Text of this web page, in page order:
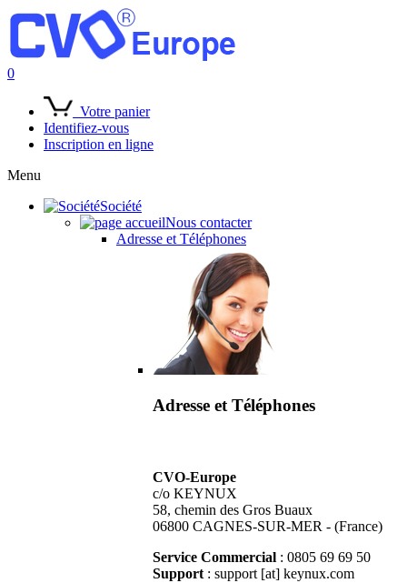
0
Votre panier
Identifiez-vous
Inscription en ligne
Menu
Société
Nous contacter
Adresse et Téléphones
Adresse et Téléphones
CVO-Europe
c/o KEYNUX
58, chemin des Gros Buaux
06800 CAGNES-SUR-MER - (France)
Service Commercial : 0805 69 69 50
Support : support [at] keynux.com